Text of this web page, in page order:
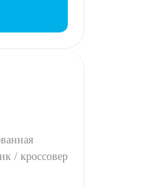
/ кроссовер